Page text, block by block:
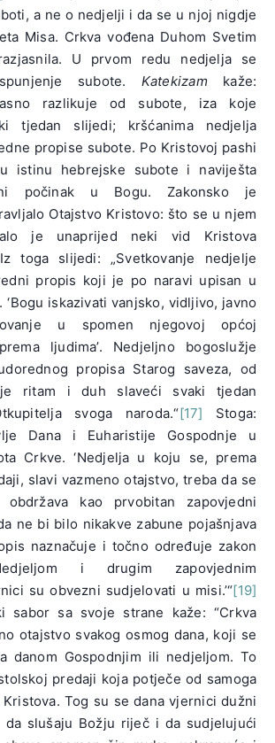
a ne o nedjelji i da se u njoj nigdje
Misa. Crkva vođena Duhom Svetim
U prvom redu nedjelja se
subote. Katekizamkaže:
razlikuje od subote, iza koje
tjedan slijedi; kršćanima nedjelja
propise subote. Po Kristovoj pashi
istinu hebrejske subote i naviješta
počinak u Bogu. Zakonsko je
Otajstvo Kristovo: što se u njem
je unaprijed neki vid Kristova
toga slijedi: „Svetkovanje nedjelje
propis koji je po naravi upisan u
iskazivati vanjsko, vidljivo, javno
u spomen njegovoj općoj
ljudima’. Nedjeljno bogoslužje
propisa Starog saveza, od
ritam i duh slaveći svaki tjedan
svoga naroda.“[17] Stoga:
Dana i Euharistije Gospodnje u
Crkve. ‘Nedjelja u koju se, prema
slavi vazmeno otajstvo, treba da se
kao prvobitan zapovjedni
ne bi bilo nikakve zabune pojašnjava
naznačuje i točno određuje zakon
i drugim zapovjednim
su obvezni sudjelovati u misi.’“[19]
sabor sa svoje strane kaže: “Crkva
otajstvo svakog osmog dana, koji se
danom Gospodnjim ili nedjeljom. To
predaji koja potječe od samoga
Tog su se dana vjernici dužni
da slušaju Božju riječ i da sudjelujući